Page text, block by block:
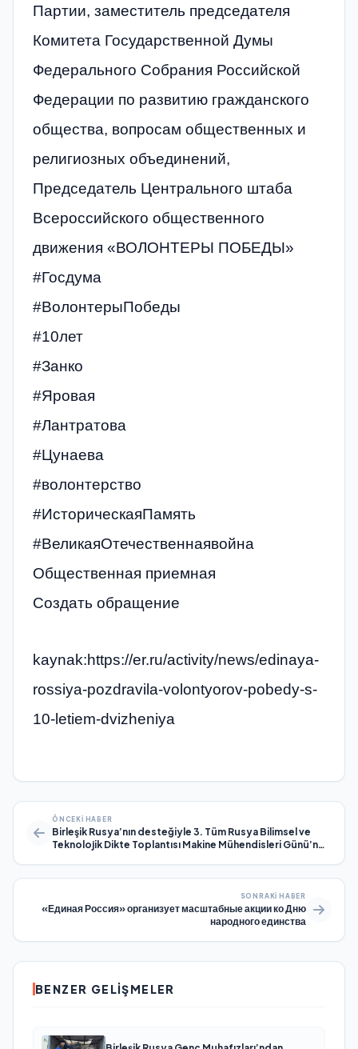
Партии, заместитель председателя
Комитета Государственной Думы
Федерального Собрания Российской
Федерации по развитию гражданского
общества, вопросам общественных и
религиозных объединений,
Председатель Центрального штаба
Всероссийского общественного
движения «ВОЛОНТЕРЫ ПОБЕДЫ»
#Госдума
#ВолонтерыПобеды
#10лет
#Занко
#Яровая
#Лантратова
#Цунаева
#волонтерство
#ИсторическаяПамять
#ВеликаяОтечественнаявойна
Общественная приемная
Создать обращение
kaynak:https://er.ru/activity/news/edinaya-
rossiya-pozdravila-volontyorov-pobedy-s-
10-letiem-dvizheniya
ÖNCEKI HABER
Birleşik Rusya’nın desteğiyle 3. Tüm Rusya Bilimsel ve
Teknolojik Dikte Toplantısı Makine Mühendisleri Günü’nde
SONRAKI HABER
«Единая Россия» организует масштабные акции ко Дню
народного единства
BENZER GELIŞMELER